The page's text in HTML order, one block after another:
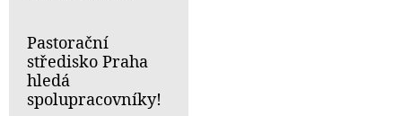
Pastorační
středisko Praha
hledá
spolupracovníky!